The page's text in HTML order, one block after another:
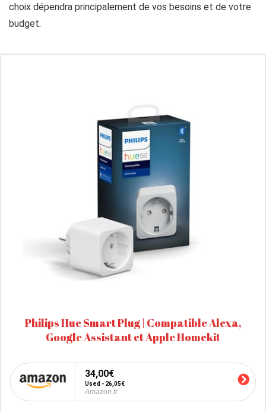
choix dépendra principalement de vos besoins et de votre
budget.
Philips Hue Smart Plug | Compatible Alexa,
Google Assistant et Apple Homekit
34,00€
Used - 26,05€
Amazon.fr